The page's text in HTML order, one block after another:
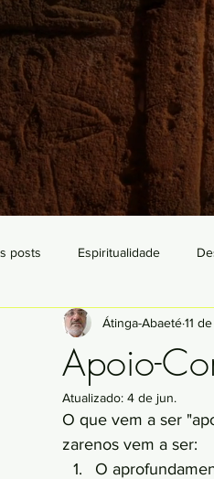
posts Espiritualidade
Apoio-
Átinga-Abaeté11
Atualizado: 4 de jun.
O que vem a ser
zarenos vem a ser:
O